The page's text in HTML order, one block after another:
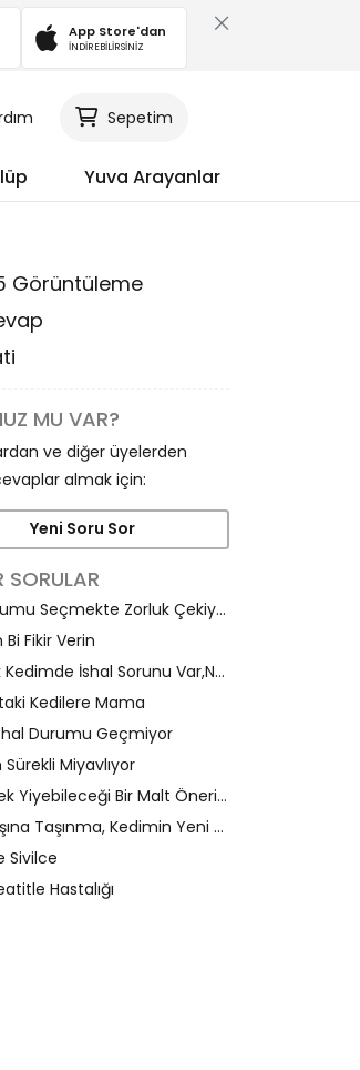
App Store'dan
İNDİREBİLİRSİNİZ
Sepetim
Yuva Arayanlar
Görüntüleme
MU VAR?
ve diğer üyelerden
almak için:
Yeni Soru Sor
SORULAR
Kedi Kumu Seçmekte Zorluk Çekiyorum
Fikir Verin
6 Aylık Kedimde İshal Sorunu Var,Neden Olur?
Kedilere Mama
Durumu Geçmiyor
Miyavlıyor
Severek Yiyebileceği Bir Malt Önerisi Olan Var Mı
Yurtdışına Taşınma, Kedimin Yeni Düzenine Alışma Süreci Ve İştahı
Sivilce
Hastalığı